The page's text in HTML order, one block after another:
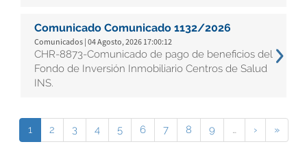
Comunicado Comunicado 1132/2026
Comunicados | 04 Agosto, 2026 17:00:12
CHR-8873-Comunicado de pago de beneficios del
Fondo de Inversión Inmobiliario Centros de Salud
INS.
1 2 3 4 5 6 7 8 9 … › »